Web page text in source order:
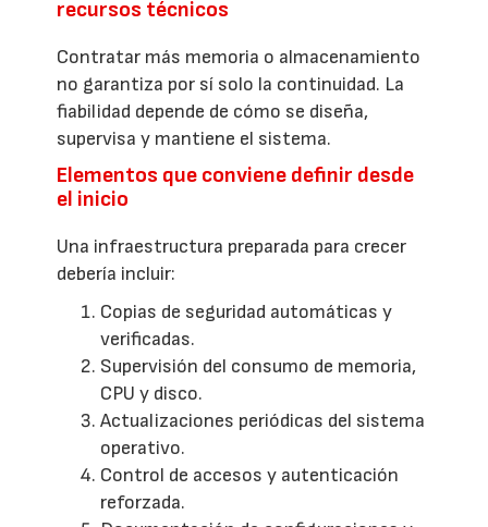
recursos técnicos
Contratar más memoria o almacenamiento
no garantiza por sí solo la continuidad. La
fiabilidad depende de cómo se diseña,
supervisa y mantiene el sistema.
Elementos que conviene definir desde
el inicio
Una infraestructura preparada para crecer
debería incluir:
Copias de seguridad automáticas y
verificadas.
Supervisión del consumo de memoria,
CPU y disco.
Actualizaciones periódicas del sistema
operativo.
Control de accesos y autenticación
reforzada.